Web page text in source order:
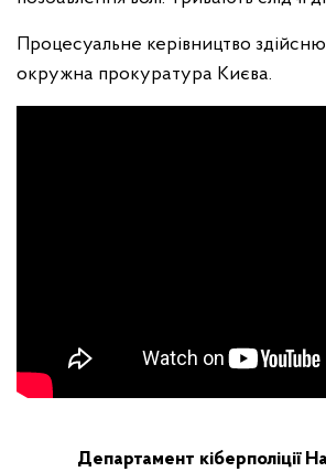
Процесуальне керівництво
окружна прокуратура Києва.
Департамент кіберполіції